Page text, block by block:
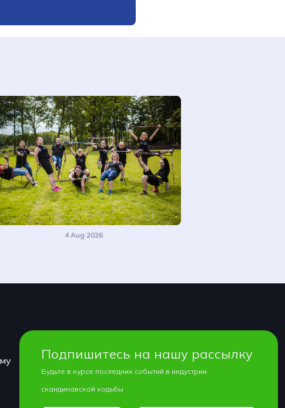
4 Aug 2026
Подпишитесь на нашу рассылку
Будьте в курсе последних событий в индустрии
скандинавской ходьбы